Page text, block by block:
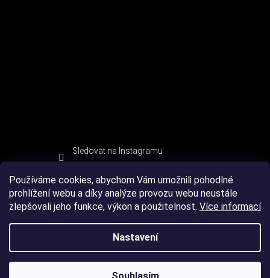
Používáme cookies, abychom Vám umožnili pohodlné
prohlížení webu a díky analýze provozu webu neustále
zlepšovali jeho funkce, výkon a použitelnost. Více informací
Nastavení
Sledovat na Instagramu